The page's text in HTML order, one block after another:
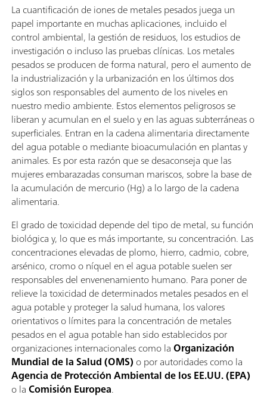
La cuantificación de iones de metales pesados juega un
papel importante en muchas aplicaciones, incluido el
control ambiental, la gestión de residuos, los estudios de
investigación o incluso las pruebas clínicas. Los metales
pesados se producen de forma natural, pero el aumento de
la industrialización y la urbanización en los últimos dos
siglos son responsables del aumento de los niveles en
nuestro medio ambiente. Estos elementos peligrosos se
liberan y acumulan en el suelo y en las aguas subterráneas o
superficiales. Entran en la cadena alimentaria directamente
del agua potable o mediante bioacumulación en plantas y
animales. Es por esta razón que se desaconseja que las
mujeres embarazadas consuman mariscos, sobre la base de
la acumulación de mercurio (Hg) a lo largo de la cadena
alimentaria.
El grado de toxicidad depende del tipo de metal, su función
biológica y, lo que es más importante, su concentración. Las
concentraciones elevadas de plomo, hierro, cadmio, cobre,
arsénico, cromo o níquel en el agua potable suelen ser
responsables del envenenamiento humano. Para poner de
relieve la toxicidad de determinados metales pesados ​​en el
agua potable y proteger la salud humana, los valores
orientativos o límites para la concentración de metales
pesados ​​en el agua potable han sido establecidos por
organizaciones internacionales como laOrganización
Mundial de la Salud (OMS) o por autoridades como la
Agencia de Protección Ambiental de los EE.UU. (EPA)
o laComisión Europea.